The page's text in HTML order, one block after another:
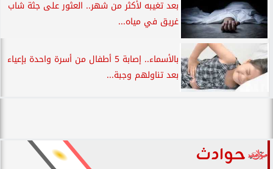
بعد تغيبه لأكثر من شهر.. العثور على جثة شاب
غريق في مياه...
بالأسماء.. إصابة 5 أطفال من أسرة واحدة بإعياء
بعد تناولهم وجبة...
حوادث